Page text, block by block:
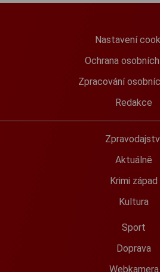
Nastavení
Ochrana
Zpracování
Redakce
Aktuálně
Krimi západ
Kultura
Sport
Doprava
Webkamera